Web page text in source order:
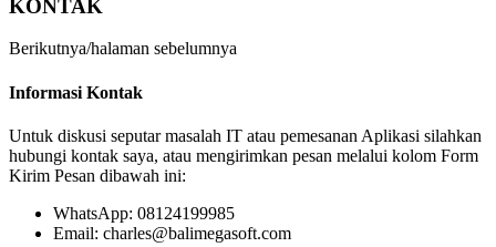
KONTAK
Berikutnya/halaman sebelumnya
Informasi Kontak
Untuk diskusi seputar masalah IT atau pemesanan Aplikasi silahkan
hubungi kontak saya, atau mengirimkan pesan melalui kolom Form
Kirim Pesan dibawah ini:
WhatsApp: 08124199985
Email: charles@balimegasoft.com